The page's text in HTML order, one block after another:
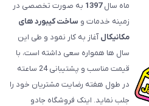
ماه سال1397 به صورت تخصصی در
زمینه خدمات و ساخت کیبورد های
مکانیکالآغاز به کار نمود و طی این
سال ها همواره سعی داشته است، با
قیمت‌ مناسب و پشتیبانی 24 ساعته
در طول هفته رضایت مشتریان خود را
جلب نماید. اینک فروشگاه جادو